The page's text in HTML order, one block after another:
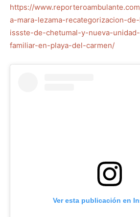
https://
a-mara-lezama-recategorizacion-
issste-de-chetumal-y-nueva-
familiar-en-playa-del-carmen/
Ver esta publicación en